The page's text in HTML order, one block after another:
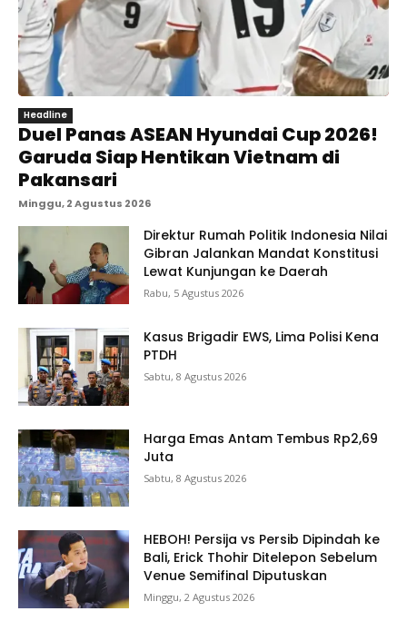
Headline
Duel Panas ASEAN Hyundai Cup 2026!
Garuda Siap Hentikan Vietnam di
Pakansari
Minggu, 2 Agustus 2026
Direktur Rumah Politik Indonesia Nilai
Gibran Jalankan Mandat Konstitusi
Lewat Kunjungan ke Daerah
Rabu, 5 Agustus 2026
Kasus Brigadir EWS, Lima Polisi Kena
PTDH
Sabtu, 8 Agustus 2026
Harga Emas Antam Tembus Rp2,69
Juta
Sabtu, 8 Agustus 2026
HEBOH! Persija vs Persib Dipindah ke
Bali, Erick Thohir Ditelepon Sebelum
Venue Semifinal Diputuskan
Minggu, 2 Agustus 2026